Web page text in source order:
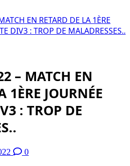
EN RETARD DE LA 1ÈRE
DIV3 : TROP DE MALADRESSES..
– MATCH EN
1ÈRE JOURNÉE
: TROP DE
0